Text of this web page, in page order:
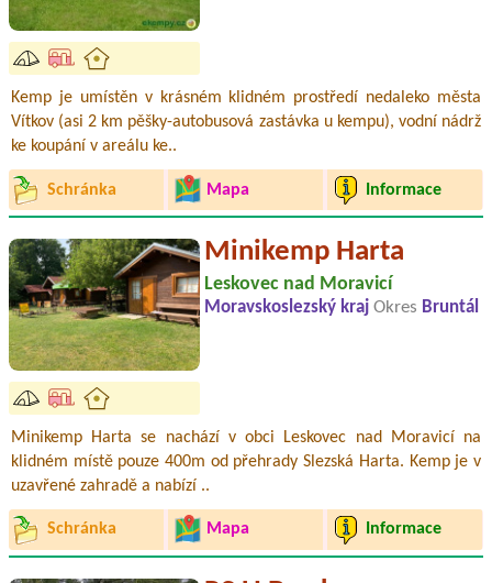
Kemp je umístěn v krásném klidném prostředí nedaleko města
Vítkov (asi 2 km pěšky-autobusová zastávka u kempu), vodní nádrž
ke koupání v areálu ke..
Schránka Mapa Informace
Minikemp Harta
Leskovec nad Moravicí
Moravskoslezský kraj Okres Bruntál
Minikemp Harta se nachází v obci Leskovec nad Moravicí na
klidném místě pouze 400m od přehrady Slezská Harta. Kemp je v
uzavřené zahradě a nabízí ..
Schránka Mapa Informace